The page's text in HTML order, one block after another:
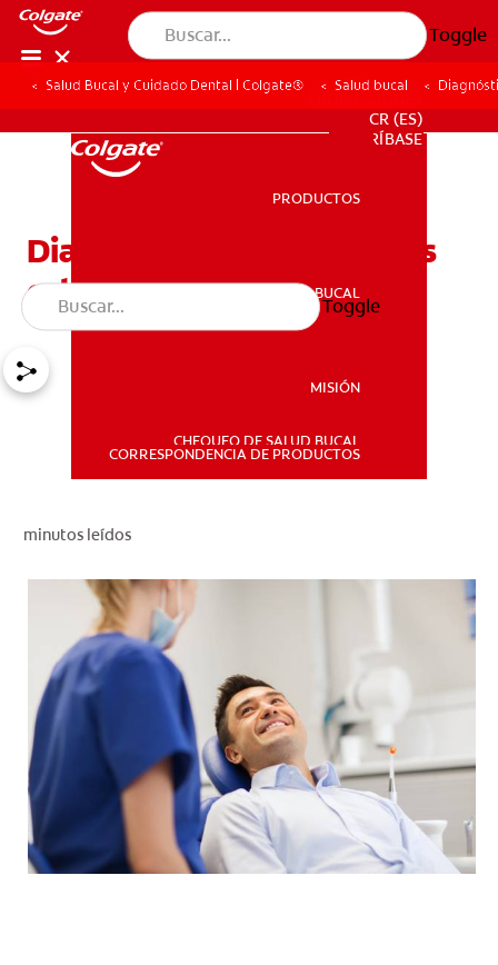
Toggle
SALUD BUCAL
PROMOCIONES
SUSCRÍBASE
CR (ES)
SUSCRÍBASE
PRODUCTOS
SALUD BUCAL
MISIÓN
CHEQUEO DE SALUD BUCAL
CORRESPONDENCIA DE PRODUCTOS
Toggle
Salud Bucal y Cuidado Dental | Colgate® Salud bucal
Diagnóstico de los quistes
odontogénicos
minutos leídos